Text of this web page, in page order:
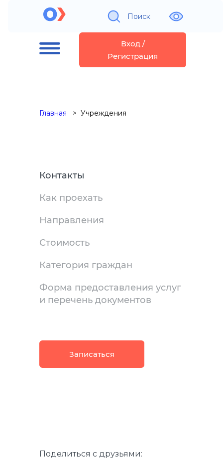
Поиск
Вход /
Регистрация
Главная Учреждения
Контакты
Как проехать
Направления
Стоимость
Категория граждан
Форма предоставления услуг
и перечень документов
Записаться
Поделиться с друзьями: